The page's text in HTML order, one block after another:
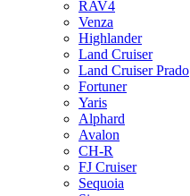
RAV4
Venza
Highlander
Land Cruiser
Land Cruiser Prado
Fortuner
Yaris
Alphard
Avalon
CH-R
FJ Cruiser
Sequoia